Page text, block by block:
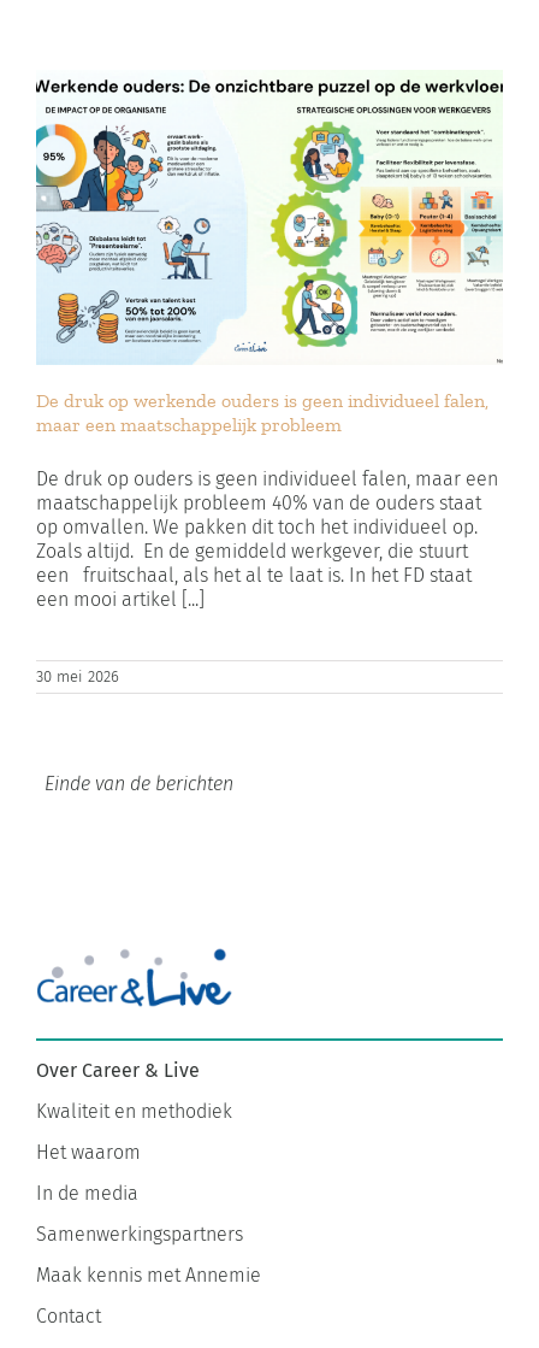
De druk op werkende ouders is geen individueel falen,
maar een maatschappelijk probleem
De druk op ouders is geen individueel falen, maar een
maatschappelijk probleem 40% van de ouders staat
op omvallen. We pakken dit toch het individueel op.
Zoals altijd. En de gemiddeld werkgever, die stuurt
een fruitschaal, als het al te laat is. In het FD staat
een mooi artikel [...]
30 mei 2026
Einde van de berichten
Over Career & Live
Kwaliteit en methodiek
Het waarom
In de media
Samenwerkingspartners
Maak kennis met Annemie
Contact